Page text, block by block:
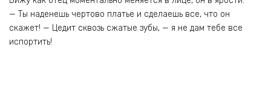
— Ты наденешь чертово платье и сделаешь все, что он
скажет! — Цедит сквозь сжатые зубы, — я не дам тебе все
испортить!